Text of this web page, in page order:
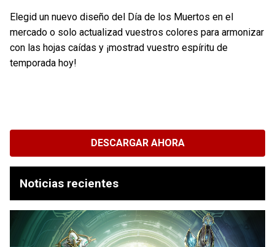
Elegid un nuevo diseño del Día de los Muertos en el
mercado o solo actualizad vuestros colores para armonizar
con las hojas caídas y ¡mostrad vuestro espíritu de
temporada hoy!
DESCARGAR AHORA
Noticias recientes